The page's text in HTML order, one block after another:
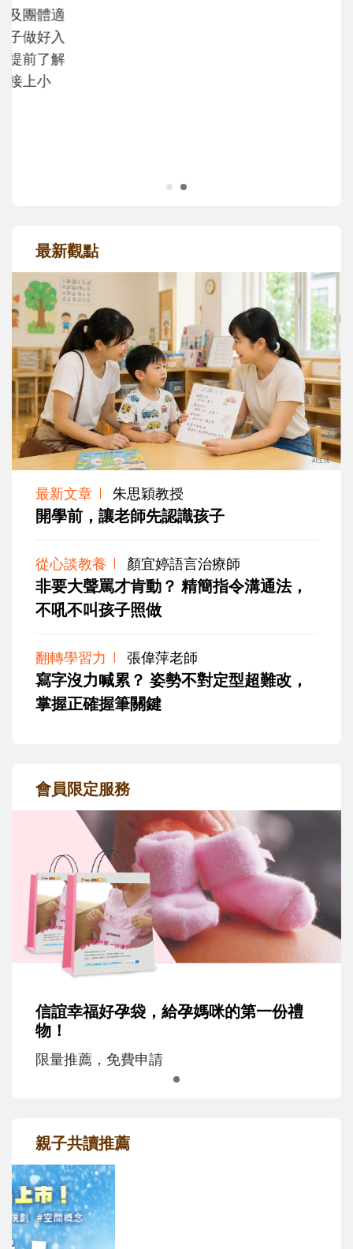
沒有人天生就擅長當爸爸！男人總是在一次
次「前所未有」的體驗中，跟著孩子一起長
大。從給予安全感的肢體遊戲，到獨立自
主、角色認同及解決問題的能力養成。爸爸
最新觀點
最新文章 朱思穎教授
開學前，讓老師先認識孩子
從心談教養 顏宜婷語言治療師
非要大聲罵才肯動？ 精簡指令溝通法，
不吼不叫孩子照做
翻轉學習力 張偉萍老師
寫字沒力喊累？ 姿勢不對定型超難改，
掌握正確握筆關鍵
會員限定服務
信誼幸福好孕袋，給孕媽咪的第一份禮
物！
限量推薦，免費申請
親子共讀推薦